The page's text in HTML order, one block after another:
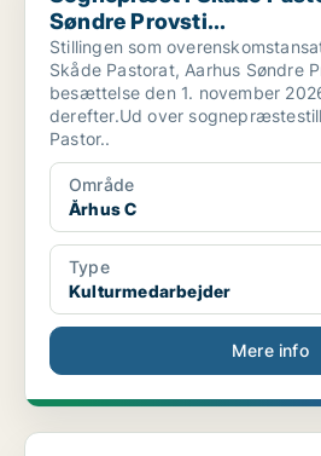
Søndre Provsti...
Stillingen som
Skåde Pastorat, Aarhus Søndre
besættelse den 1. november
derefter.Ud over
Pastor..
Område
Århus C
Type
Kulturmedarbejder
Mere info
Sognepræst i Storring-Stjær